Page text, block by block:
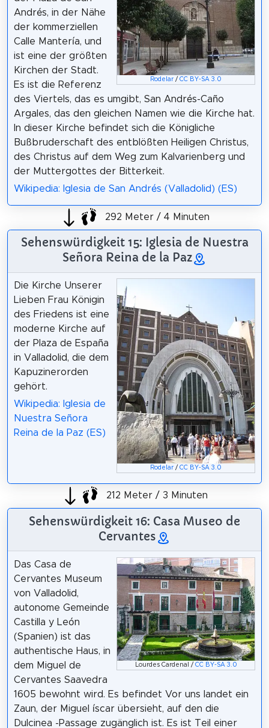
Rodelar /CC BY-SA 3.0
Andrés, in der Nähe
der kommerziellen
Calle Mantería, und
ist eine der größten
Kirchen der Stadt.
Es ist die Referenz
des Viertels, das es umgibt, San Andrés-Caño
Argales, das den gleichen Namen wie die Kirche hat.
In dieser Kirche befindet sich die Königliche
Bußbruderschaft des entblößten Heiligen Christus,
des Christus auf dem Weg zum Kalvarienberg und
der Muttergottes der Bitterkeit.
Wikipedia: Iglesia de San Andrés (Valladolid) (ES)
292 Meter / 4 Minuten
Sehenswürdigkeit 15: Iglesia de Nuestra
Señora Reina de la Paz
Rodelar /CC BY-SA 3.0
Die Kirche Unserer
Lieben Frau Königin
des Friedens ist eine
moderne Kirche auf
der Plaza de España
in Valladolid, die dem
Kapuzinerorden
gehört.
Wikipedia: Iglesia de
Nuestra Señora
Reina de la Paz (ES)
212 Meter / 3 Minuten
Sehenswürdigkeit 16: Casa Museo de
Cervantes
Lourdes Cardenal / CC BY-SA 3.0
Das Casa de
Cervantes Museum
von Valladolid,
autonome Gemeinde
Castilla y León
(Spanien) ist das
authentische Haus, in
dem Miguel de
Cervantes Saavedra
1605 bewohnt wird. Es befindet Vor uns landet ein
Zaun, der Miguel íscar übersieht, auf den die
Dulcinea -Passage zugänglich ist. Es ist Teil einer